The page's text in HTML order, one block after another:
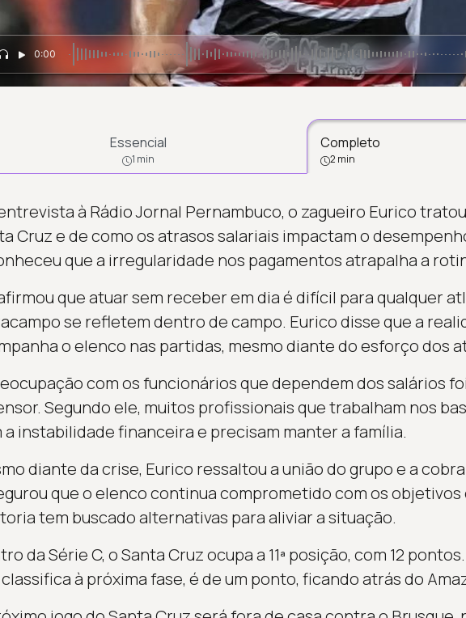
0:00
Essencial
1 min
Completo
2 min
à Rádio Jornal Pernambuco, o zagueiro Eurico
Cruz e de como os atrasos salariais impactam o
que a irregularidade nos pagamentos atrapalha a
que atuar sem receber em dia é difícil para qualquer
se refletem dentro de campo. Eurico disse que a
o elenco nas partidas, mesmo diante do esforço dos
com os funcionários que dependem dos salários
Segundo ele, muitos profissionais que trabalham nos
a instabilidade financeira e precisam manter a família.
diante da crise, Eurico ressaltou a união do grupo e a
que o elenco continua comprometido com os objetivos
tem buscado alternativas para aliviar a situação.
da Série C, o Santa Cruz ocupa a 11ª posição, com 12
à próxima fase, é de um ponto, ficando atrás do